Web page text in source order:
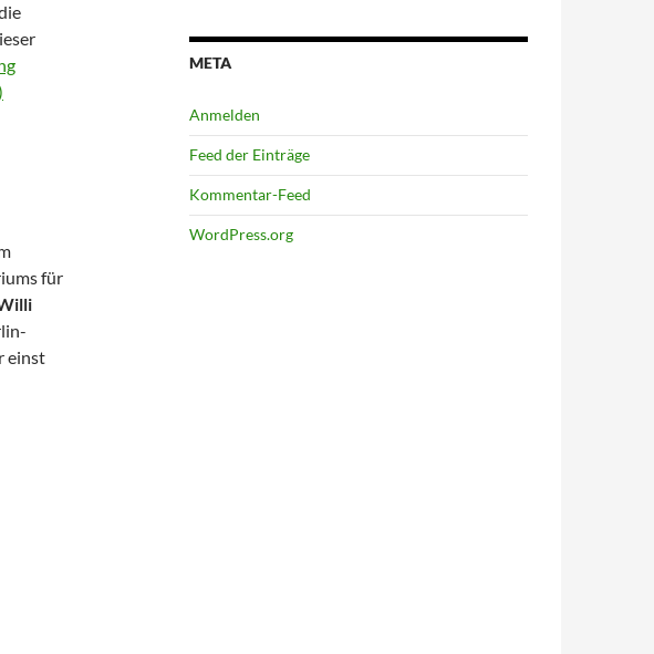
für
einst
META
Anmelden
Feed der Einträge
Kommentar-Feed
WordPress.org